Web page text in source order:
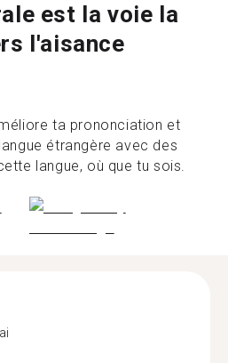
est la voie la
l'aisance
ta prononciation et
étrangère avec des
langue, où que tu sois.